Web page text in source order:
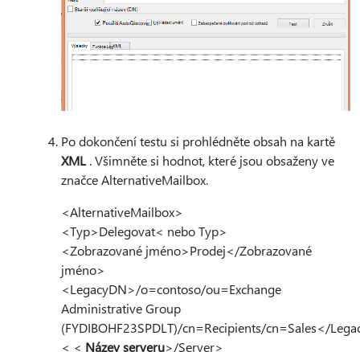
Po dokončení testu si prohlédněte obsah na kartě
XML . Všimněte si hodnot, které jsou obsaženy ve
značce AlternativeMailbox.
<AlternativeMailbox>
<Typ>Delegovat< nebo Typ>
<Zobrazované jméno>Prodej</Zobrazované
jméno>
<LegacyDN>/o=contoso/ou=Exchange
Administrative Group
(FYDIBOHF23SPDLT)/cn=Recipients/cn=Sales</
< < Název serveru>/Server>